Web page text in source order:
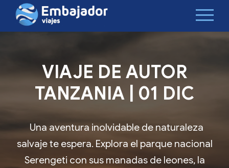
VIAJE DE AUTOR
TANZANIA | 01 DIC
Una aventura inolvidable de naturaleza
salvaje te espera. Explora el parque nacional
Serengeti con sus manadas de leones, la